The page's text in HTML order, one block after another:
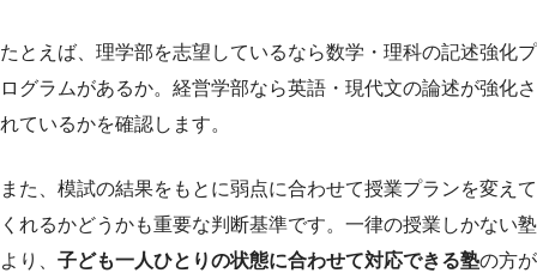
たとえば、理学部を志望しているなら数学・理科の記述強化プ
ログラムがあるか。経営学部なら英語・現代文の論述が強化さ
れているかを確認します。
また、模試の結果をもとに弱点に合わせて授業プランを変えて
くれるかどうかも重要な判断基準です。一律の授業しかない塾
より、 子ども一人ひとりの状態に合わせて対応できる塾の方が